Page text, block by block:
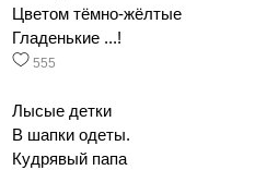
Цветом тёмно-жёлтые
Гладенькие ...!
555
Лысые детки
В шапки одеты.
Кудрявый папа